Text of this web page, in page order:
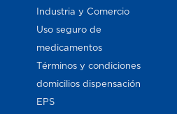
Industria y Comercio
Uso seguro de
medicamentos
Términos y condiciones
domicilios dispensación
EPS